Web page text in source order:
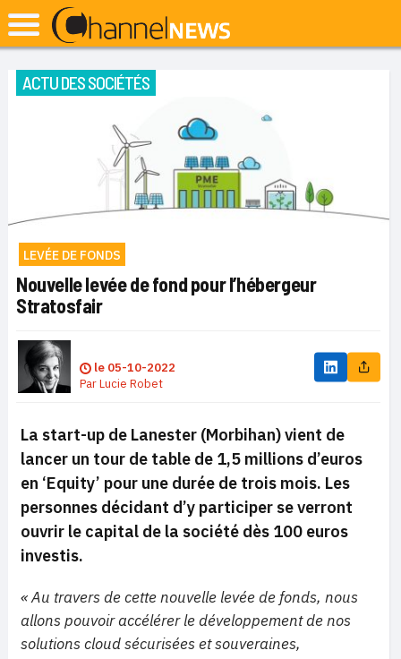
ACTU DES SOCIÉTÉS
LEVÉE DE FONDS
Nouvelle levée de fond pour l’hébergeur
Stratosfair
le 05-10-2022
ParLucie Robet
La start-up de Lanester (Morbihan) vient de
lancer un tour de table de 1,5 millions d’euros
en ‘Equity’ pour une durée de trois mois. Les
personnes décidant d’y participer se verront
ouvrir le capital de la société dès 100 euros
investis.
« Au travers de cette nouvelle levée de fonds, nous
allons pouvoir accélérer le développement de nos
solutions cloud sécurisées et souveraines,